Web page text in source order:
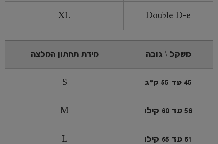
Double D-e
XL
משקל \ גובה מידת תחתון המלצה
45 עד 55 ק"ג S
56 עד 60 קילו M
61 עד 65 קילו L